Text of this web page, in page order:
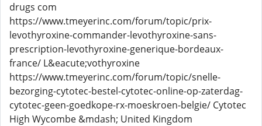
drugs com
https://www.tmeyerinc.com/forum/topic/prix-
levothyroxine-commander-levothyroxine-sans-
prescription-levothyroxine-generique-bordeaux-
france/ L&eacute;vothyroxine
https://www.tmeyerinc.com/forum/topic/snelle-
bezorging-cytotec-bestel-cytotec-online-op-zaterdag-
cytotec-geen-goedkope-rx-moeskroen-belgie/ Cytotec
High Wycombe &mdash; United Kingdom